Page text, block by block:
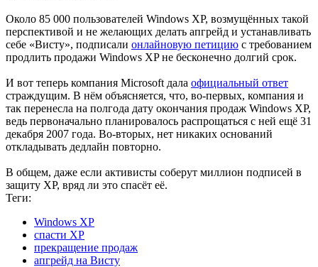
Около 85 000 пользователей Windows XP, возмущённых такой
перспективой и не желающих делать апгрейд и устанавливать
себе «Висту», подписали онлайновую петицию с требованием
продлить продажи Windows XP не бесконечно долгий срок.
И вот теперь компания Microsoft дала официальный ответ
страждущим. В нём объясняется, что, во-первых, компания и
так перенесла на полгода дату окончания продаж Windows XP,
ведь первоначально планировалось распрощаться с ней ещё 31
декабря 2007 года. Во-вторых, нет никаких оснований
откладывать дедлайн повторно.
В общем, даже если активисты соберут миллион подписей в
защиту XP, вряд ли это спасёт её.
Теги:
Windows XP
спасти XP
прекращение продаж
апгрейд на Висту